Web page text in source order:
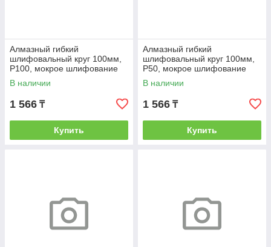
Алмазный гибкий
шлифовальный круг 100мм,
Р100, мокрое шлифование
Вихрь
В наличии
1 566 ₸
Купить
Алмазный гибкий
шлифовальный круг 100мм,
Р50, мокрое шлифование
Вихрь
В наличии
1 566 ₸
Купить